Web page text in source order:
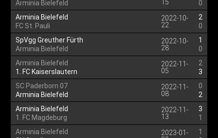
Arminia Bielefeld
15
0
Arminia Bielefeld
FC St. Pauli
2022-10-
22
2
0
SpVgg Greuther Fürth
Arminia Bielefeld
2022-10-
28
1
0
Arminia Bielefeld
1. FC Kaiserslautern
2022-11-
05
2
3
SC Paderborn 07
Arminia Bielefeld
2022-11-
08
0
2
Arminia Bielefeld
1. FC Magdeburg
2022-11-
13
3
1
Arminia Bielefeld
2023-01-
1